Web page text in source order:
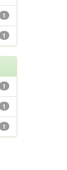
1
1
1
1
1